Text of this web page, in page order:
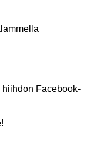
hiihdon Facebook-